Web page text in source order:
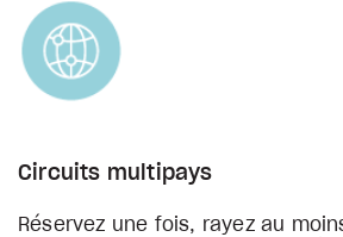
Circuits multipays
Réservez une fois, rayez au